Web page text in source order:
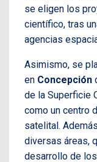
se eligen los
científico, tras
agencias
Asimismo, se
en Concepción
de la Superficie
como un centro
satelital.
diversas áreas,
desarrollo de